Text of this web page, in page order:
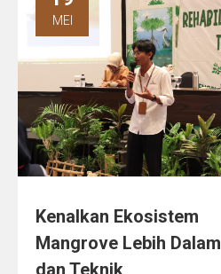
MEI
Kenalkan Ekosistem
Mangrove Lebih Dalam
dan Teknik